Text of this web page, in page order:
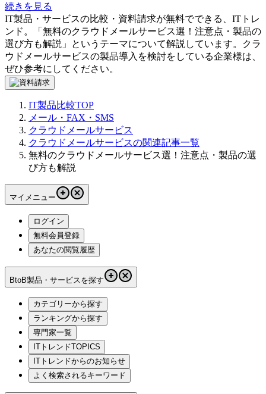
続きを見る
IT製品・サービスの比較・資料請求が無料でできる、ITトレ
ンド。「 無料のクラウドメールサービス選！注意点・製品の
選び方も解説 」というテーマについて解説しています。
クラ
ウドメールサービスの製品導入を検討をしている企業様は、
ぜひ参考にしてください。
IT製品比較TOP
メール・FAX・SMS
クラウドメールサービス
クラウドメールサービスの関連記事一覧
無料のクラウドメールサービス選！注意点・製品の選
び方も解説
マイメニュー
ログイン
無料会員登録
あなたの閲覧履歴
BtoB製品・サービスを探す
カテゴリーから探す
ランキングから探す
専門家一覧
ITトレンドTOPICS
ITトレンドからのお知らせ
よく検索されるキーワード